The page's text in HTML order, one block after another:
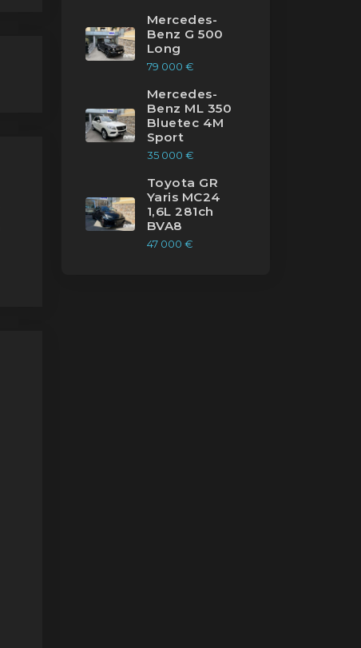
Mercedes-
Benz G 500
Long
79 000 €
Mercedes-
Benz ML 350
Bluetec 4M
Sport
35 000 €
Toyota GR
Yaris MC24
1,6L 281ch
BVA8
47 000 €